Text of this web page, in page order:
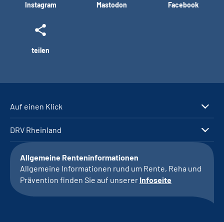
Instagram Mastodon Facebook
teilen
Auf einen Klick
DRV Rheinland
Allgemeine Renteninformationen
Allgemeine Informationen rund um Rente, Reha und
Prävention finden Sie auf unserer Infoseite